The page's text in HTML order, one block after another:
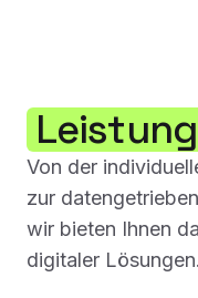
Von der
zur
wir bieten Ihnen
digitaler Lösungen.